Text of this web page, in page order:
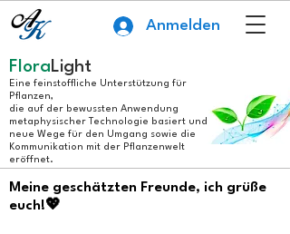
Anmelden
FloraLight
Eine feinstoffliche Unterstützung für
Pflanzen,
die auf der bewussten Anwendung
metaphysischer Technologie basiert und
neue Wege für den Umgang sowie die
Kommunikation mit der Pflanzenwelt
eröffnet.
Meine geschätzten Freunde, ich grüße
euch!💖